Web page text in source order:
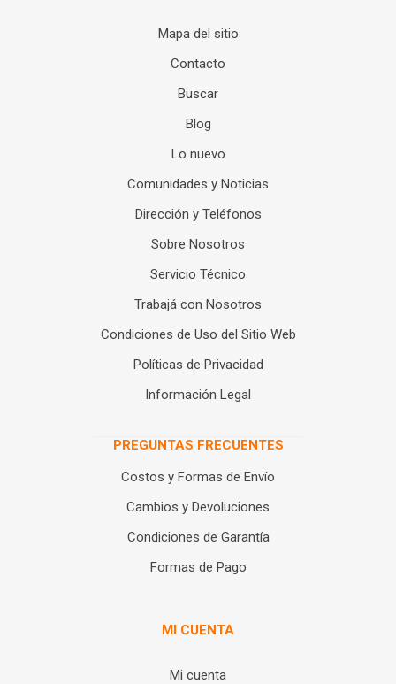
Mapa del sitio
Contacto
Buscar
Blog
Lo nuevo
Comunidades y Noticias
Dirección y Teléfonos
Sobre Nosotros
Servicio Técnico
Trabajá con Nosotros
Condiciones de Uso del Sitio Web
Políticas de Privacidad
Información Legal
PREGUNTAS FRECUENTES
Costos y Formas de Envío
Cambios y Devoluciones
Condiciones de Garantía
Formas de Pago
MI CUENTA
Mi cuenta